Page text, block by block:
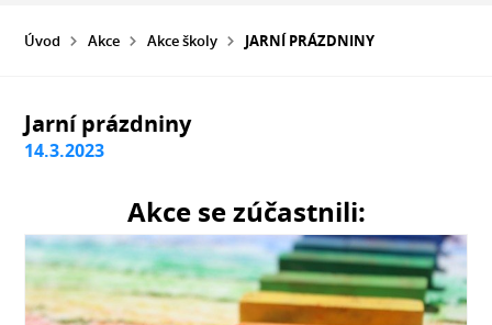
Úvod Akce Akce školy JARNÍ PRÁZDNINY
Jarní prázdniny
14.3.2023
Akce se zúčastnili: